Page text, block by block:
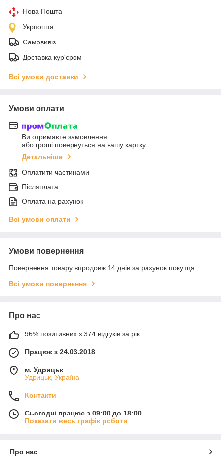
Нова Пошта
Укрпошта
Самовивіз
Доставка кур'єром
Всі умови доставки
Умови оплати
Ви отримаєте замовлення
або гроші повернуться на вашу картку
Детальніше
Оплатити частинами
Післяплата
Оплата на рахунок
Всі умови оплати
Умови повернення
Повернення товару впродовж 14 днів за рахунок покупця
Всі умови повернення
Про нас
96% позитивних з 374 відгуків за рік
Працює з 24.03.2018
м. Удрицьк
Удрицьк, Україна
Контакти
Сьогодні працює з 09:00 до 18:00
Показати весь графік роботи
Про нас